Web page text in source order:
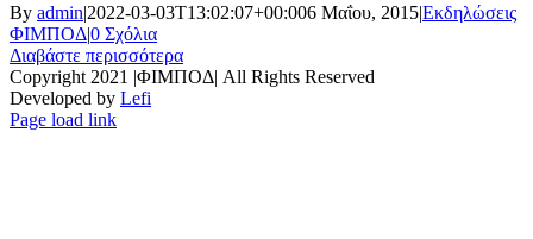
By admin|2022-03-03T13:02:07+00:006 Μαΐου, 2015|Εκδηλώσεις
ΦΙΜΠΟΔ|0 Σχόλια
Διαβάστε περισσότερα
Copyright 2021 |ΦΙΜΠΟΔ| All Rights Reserved
Developed by Lefi
Page load link